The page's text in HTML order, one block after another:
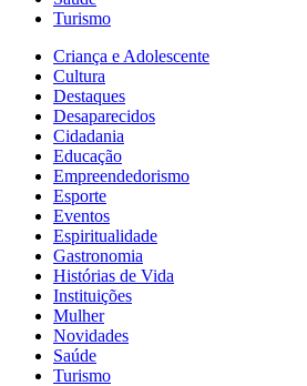
Turismo
Criança e Adolescente
Cultura
Destaques
Desaparecidos
Cidadania
Educação
Empreendedorismo
Esporte
Eventos
Espiritualidade
Gastronomia
Histórias de Vida
Instituições
Mulher
Novidades
Saúde
Turismo